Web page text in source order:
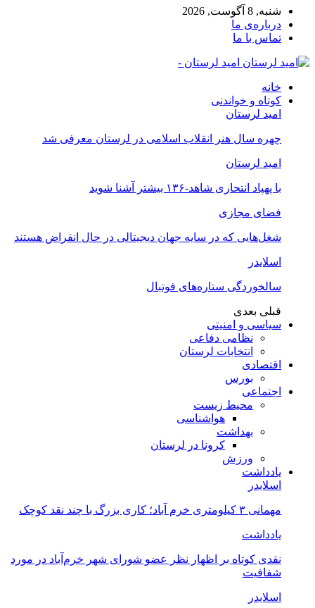
شنبه, 8 آگوست, 2026
درباره‌ی ما
تماس با ما
امید لرستان -
خانه
کوتاه و خواندنی
امید لرستان
چهره سال هنر انقلاب اسلامی در لرستان معرفی شد
امید لرستان
با پهپاد انتحاری شاهد-۱۳۶ بیشتر آشنا شوید
فضای مجازی
شغل‌‌هایی که در سایه جهان دیجیتالی در حال انقراض هستند
اسلایدر
سالخوردگی ستاره‌های فوتبال
قبلی بعدی
سیاسی و امنیتی
نظامی دفاعی
انتخابات لرستان
اقتصادی
بورس
اجتماعی
محیط زیست
هواشناسی
بهداشت
کرونا در لرستان
ورزش
یادداشت
اسلایدر
مهمانی ۳ کیلومتری خرم آباد؛ کاری بزرگ با چند نقد کوچک
یادداشت
نقدی کوتاه بر اظهار نظر عضو شورای شهر خرم‌آباد در مورد
شفافیت
اسلایدر